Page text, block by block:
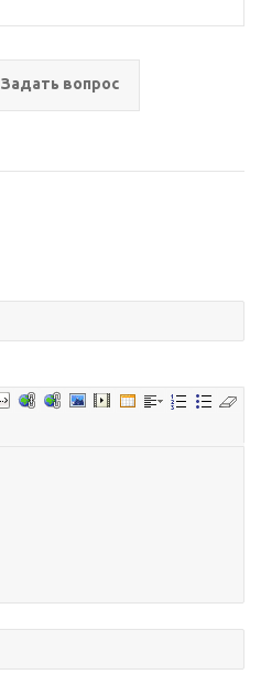
Задать вопрос